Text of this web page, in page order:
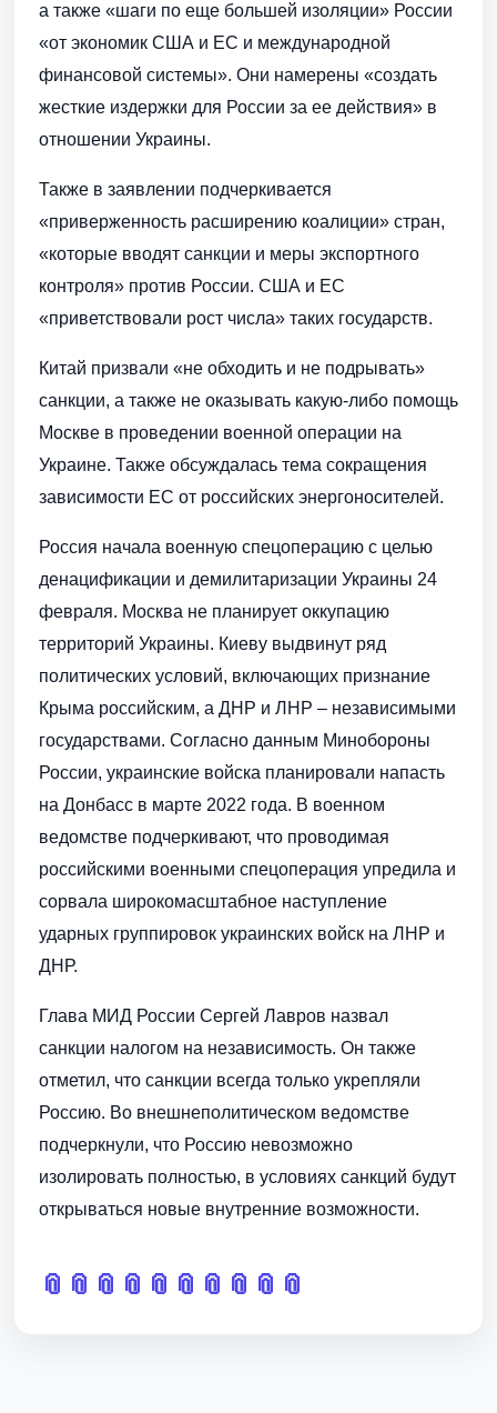
а также «шаги по еще большей изоляции» России
«от экономик США и ЕС и международной
финансовой системы». Они намерены «создать
жесткие издержки для России за ее действия» в
отношении Украины.
Также в заявлении подчеркивается
«приверженность расширению коалиции» стран,
«которые вводят санкции и меры экспортного
контроля» против России. США и ЕС
«приветствовали рост числа» таких государств.
Китай призвали «не обходить и не подрывать»
санкции, а также не оказывать какую-либо помощь
Москве в проведении военной операции на
Украине. Также обсуждалась тема сокращения
зависимости ЕС от российских энергоносителей.
Россия начала военную спецоперацию с целью
денацификации и демилитаризации Украины 24
февраля. Москва не планирует оккупацию
территорий Украины. Киеву выдвинут ряд
политических условий, включающих признание
Крыма российским, а ДНР и ЛНР – независимыми
государствами. Согласно данным Минобороны
России, украинские войска планировали напасть
на Донбасс в марте 2022 года. В военном
ведомстве подчеркивают, что проводимая
российскими военными спецоперация упредила и
сорвала широкомасштабное наступление
ударных группировок украинских войск на ЛНР и
ДНР.
Глава МИД России Сергей Лавров назвал
санкции налогом на независимость. Он также
отметил, что санкции всегда только укрепляли
Россию. Во внешнеполитическом ведомстве
подчеркнули, что Россию невозможно
изолировать полностью, в условиях санкций будут
открываться новые внутренние возможности.
📎 📎 📎 📎 📎 📎 📎 📎 📎 📎